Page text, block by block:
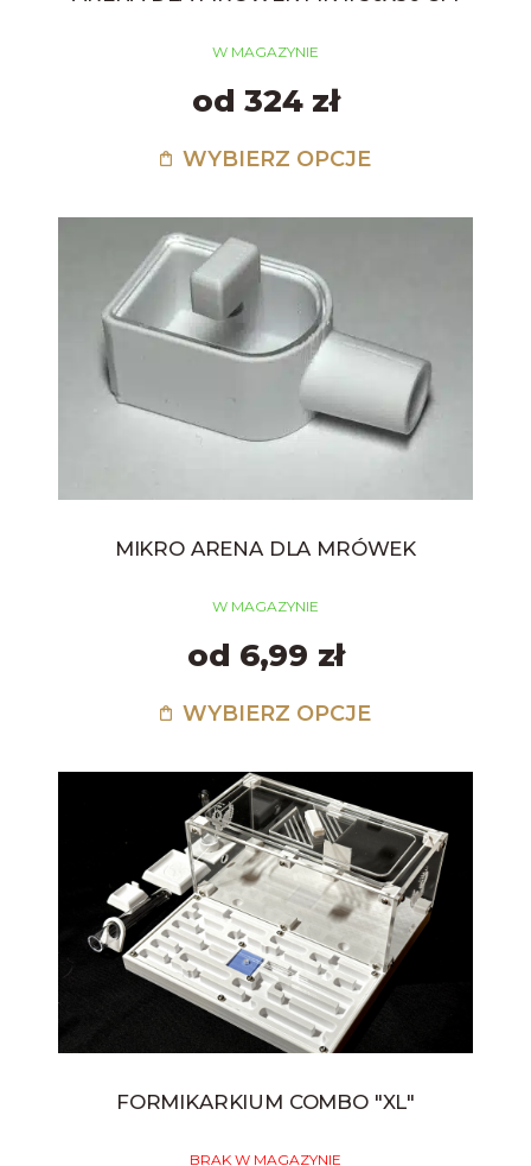
W MAGAZYNIE
od 324 zł
WYBIERZ OPCJE
MIKRO ARENA DLA MRÓWEK
W MAGAZYNIE
od 6,99 zł
WYBIERZ OPCJE
FORMIKARKIUM COMBO "XL"
BRAK W MAGAZYNIE